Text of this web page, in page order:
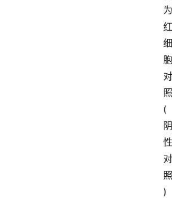
为
红
细
胞
对
照
(
阴
性
对
照
)